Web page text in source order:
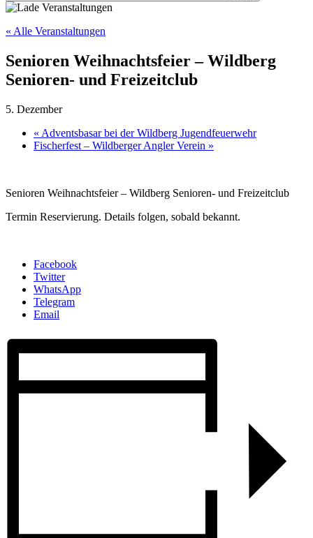
« Alle Veranstaltungen
Senioren Weihnachtsfeier – Wildberg
Senioren- und Freizeitclub
5. Dezember
« Adventsbasar bei der Wildberg Jugendfeuerwehr
Fischerfest – Wildberger Angler Verein »
Senioren Weihnachtsfeier – Wildberg Senioren- und Freizeitclub
Termin Reservierung. Details folgen, sobald bekannt.
Facebook
Twitter
WhatsApp
Telegram
Email